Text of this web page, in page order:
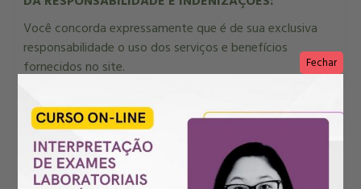
Você concorda expressamente que é de sua exclusiva
responsabilidade o uso dos serviços e benefícios
fornecidos no site.
danos, diretos ou indiretos, incidentais e outros, que
sejam resultantes do acesso e uso deste site ou desses
serviços.
Você concorda que não seremos responsabilizados pelo
Fechar